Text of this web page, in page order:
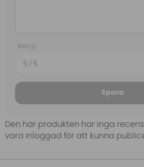
Betyg
Spara
Den här produkten har inga
vara inloggad för att kunna